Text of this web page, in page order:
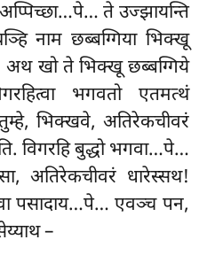
ते उज्झायन्ति
नाम छब्बग्गिया भिक्खू
अथ खो ते भिक्खू छब्बग्गिये
भगवतो एतमत्थं
भिक्खवे, अतिरेकचीवरं
विगरहि बुद्धो भगवा…पे…
अतिरेकचीवरं धारेस्सथ!
पसादाय…पे… एवञ्च पन,
–